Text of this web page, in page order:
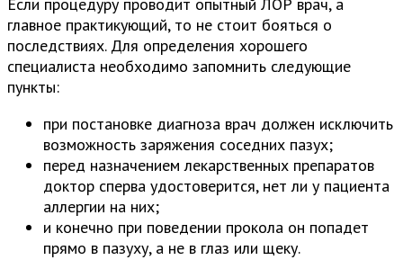
Если процедуру проводит опытный ЛОР врач, а
главное практикующий, то не стоит бояться о
последствиях. Для определения хорошего
специалиста необходимо запомнить следующие
пункты:
при постановке диагноза врач должен исключить
возможность заряжения соседних пазух;
перед назначением лекарственных препаратов
доктор сперва удостоверится, нет ли у пациента
аллергии на них;
и конечно при поведении прокола он попадет
прямо в пазуху, а не в глаз или щеку.